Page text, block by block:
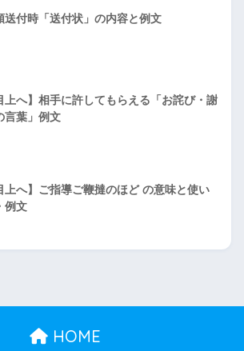
送付時「送付状」の内容と例文
上へ】相手に許してもらえる「お詫び・謝
言葉」例文
上へ】ご指導ご鞭撻のほど の意味と使い
例文
HOME